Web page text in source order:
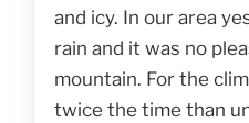
and icy. In our area
rain and it was no
mountain. For the
twice the time than